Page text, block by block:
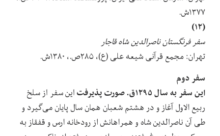
۱۳۷۷ش.
(۱۲)
سفر فرنگستان ناصرالدین شاه قاجار
تهران: مجمع قرآنی شیعه علی (ع)، ۲۸۵ص.، ۱۳۸۰ش.
سفر دوم
این سفر به سال ۱۲۹۵ق. صورت پذیرفت
این سفر از سلخ
ربیع الاول آغاز و در هشتم شعبان همان سال پایان می‌گیرد و
طی آن ناصرالدین شاه و همراهانش از رودخانه ارس و قفقاز به